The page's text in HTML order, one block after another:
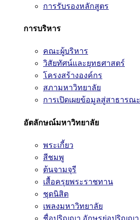
การรับรองหลักสูตร
การบริหาร
คณะผู้บริหาร
วิสัยทัศน์และยุทธศาสตร์
โครงสร้างองค์กร
สภามหาวิทยาลัย
การเปิดเผยข้อมูลสู่สาธารณะ
อัตลักษณ์มหาวิทยาลัย
พระเกี้ยว
สีชมพู
ต้นจามจุรี
เสื้อครุยพระราชทาน
ชุดนิสิต
เพลงมหาวิทยาลัย
ชื่อปริญญา อักษรย่อปริญญา